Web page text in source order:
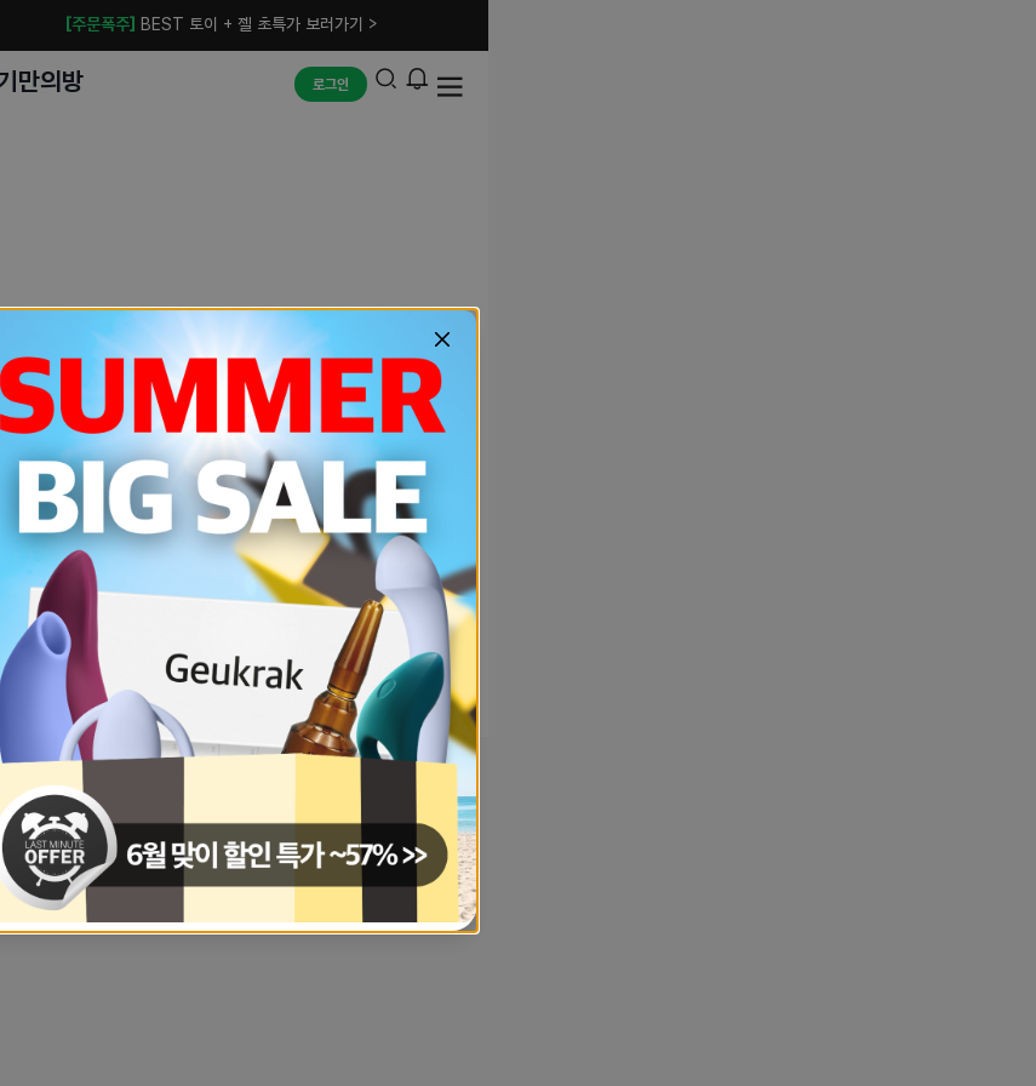
[주문폭주] BEST 토이 + 젤 초특가 보러가기 >
만의방 로그인
예상치 못한 에러입니다.